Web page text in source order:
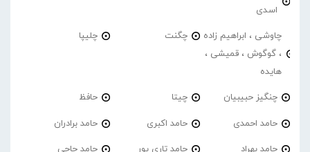
اسدی
چاوشی ، ابراهیم زاده
، گوگوش ، قمیشی ،
هایده
چگنت چلیپا
چنگیز حبیبیان چیتا حافظ
حامد احمدی حامد اکبری حامد برادران
حامد بهراد حامد تاری پور حامد حاجی